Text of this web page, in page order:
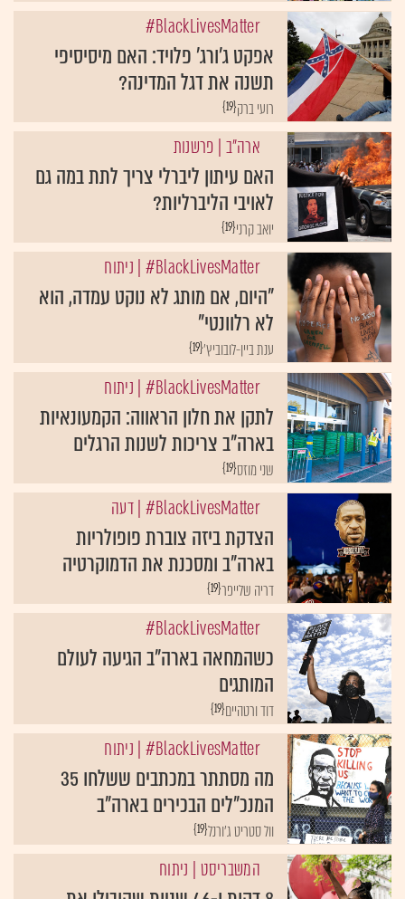
BlackLivesMatter#
אפקט ג'ורג' פלויד: האם מיסיסיפי
תשנה את דגל המדינה?
{19}רועי ברק
ארה"ב | פרשנות
האם עיתון ליברלי צריך לתת במה גם
לאויבי הליברליות?
{19}יואב קרני
BlackLivesMatter# | ניתוח
"היום, אם מותג לא נוקט עמדה, הוא
לא רלוונטי"
{19}ענת ביין-לובוביץ'
BlackLivesMatter# | ניתוח
לתקן את חלון הראווה: הקמעונאיות
בארה"ב צריכות לשנות הרגלים
{19}שני מוזס
BlackLivesMatter# | דעה
הצדקת ביזה צוברת פופולריות
בארה"ב ומסכנת את הדמוקרטיה
{19}דריה שלייפר
BlackLivesMatter#
כשהמחאה בארה"ב הגיעה לעולם
המותגים
{19}דוד ורטהיים
BlackLivesMatter# | ניתוח
מה מסתתר במכתבים ששלחו 35
המנכ"לים הבכירים בארה"ב
{19}וול סטריט ג'ורנל
המשבריסט | ניתוח